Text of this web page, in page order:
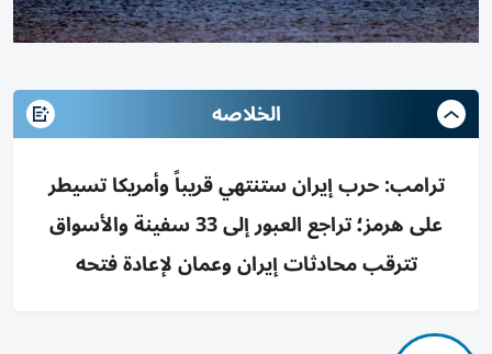
الخلاصه
ترامب: حرب إيران ستنتهي قريباً وأمريكا تسيطر
على هرمز؛ تراجع العبور إلى 33 سفينة والأسواق
تترقب محادثات إيران وعمان لإعادة فتحه